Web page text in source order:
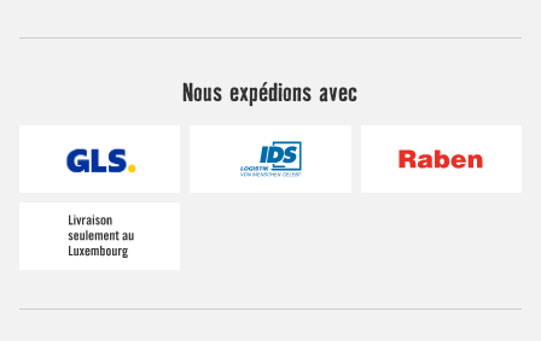
Nous expédions avec